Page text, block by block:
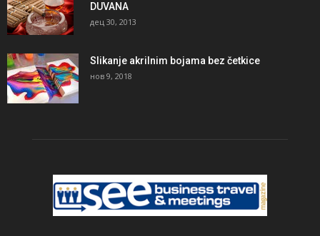
DUVANA
дец 30, 2013
Slikanje akrilnim bojama bez četkice
нов 9, 2018